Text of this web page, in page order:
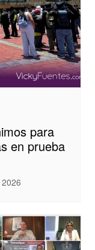
para
en prueba